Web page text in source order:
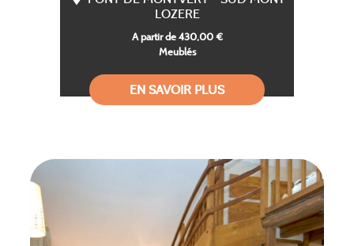
LOZERE
A partir de 430,00 €
Meublés
EN SAVOIR PLUS